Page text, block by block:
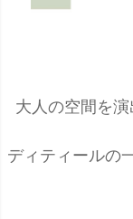
大人の空間を
ディティールの